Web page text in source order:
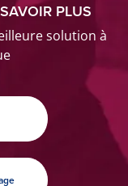
PLUS
solution à